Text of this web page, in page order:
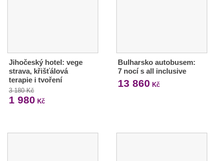
Jihočeský hotel: vege
strava, křišťálová
terapie i tvoření
3 180 Kč
1 980 Kč
Bulharsko autobusem:
7 nocí s all inclusive
13 860 Kč